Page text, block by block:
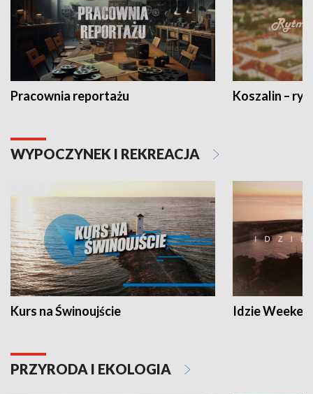
Pracownia reportażu Koszalin –
WYPOCZYNEK I REKREACJA
Kurs na Świnoujście Idzie
PRZYRODA I EKOLOGIA